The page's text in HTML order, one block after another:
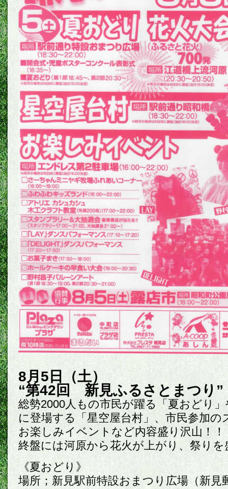
8月5日（土）
“第42回 新見ふるさとまつり”
総勢2000人もの市民が躍る「夏おどり
に登場する「星空屋台村」、市民参加
お楽しみイベントなど内容盛り沢山！！
終盤には河原から花火が上がり、祭り
《夏おどり》
場所；新見駅前特設おまつり広場（新見